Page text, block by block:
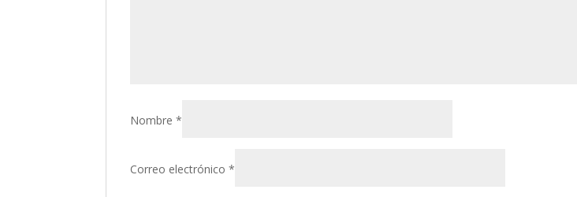
Nombre*
Correo electrónico*